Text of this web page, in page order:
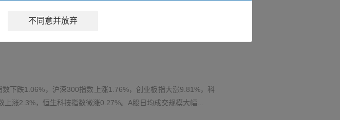
信息予以删除、新增或修改，不对本网站所载信息和资料之任何错误或遗漏承担法律
何金融产品投资要约或要约邀请，且不应用于对投资的评估，亦非对任何交易的正
可能因此无法注册成为我们的用户或无法及时享受我们提供的相关服务，或者无法
险问卷调查等特定对象认证程序。
不担保某一基金的业绩表现。如遇投资决策时，提醒您仔细审阅相关产品的推介材
不同意并放弃
，展现出极强的爆发力。市场活跃度居高不下，A股日均...
下跌1.06%，沪深300指数上涨1.76%，创业板指大涨9.81%，科
涨2.3%，恒生科技指数微涨0.27%。A股日均成交规模大幅...